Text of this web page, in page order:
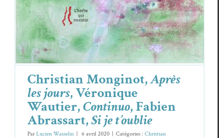
Christian Monginot,Après
les jours, Véronique
Wautier,Continuo, Fabien
Abrassart,Si je t’oublie
ParLucien Wasselin 6 avril 2020 Catégories : Christian